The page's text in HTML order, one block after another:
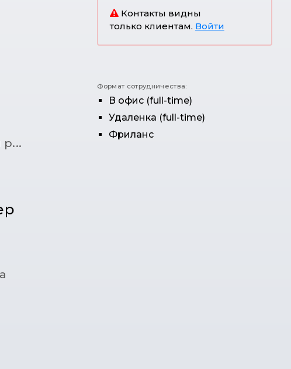
р...
Контакты видны
только клиентам. Войти
Формат сотрудничества:
В офис (full-time)
Удаленка (full-time)
Фриланс